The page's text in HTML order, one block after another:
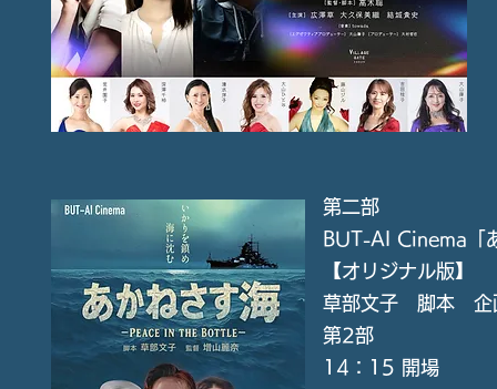
第二部
BUT-AI Cinema「
【オリジナル版】
草部文子 脚本 企
第2部
14：15 開場